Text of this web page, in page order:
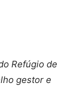
Refúgio de
gestor e